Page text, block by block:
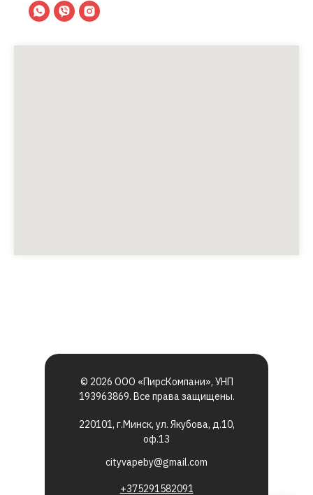
+375291582091
cityvapeby@gmail.com
220101, г.Минск, ул. Якубова, д.10,
оф.13
© 2026 ООО «ПирсКомпани», УНП
193963869. Все права защищены.